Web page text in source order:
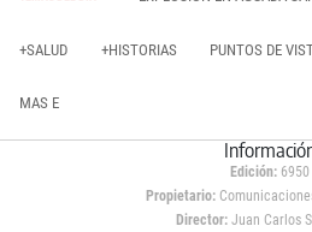
+SALUD +HISTORIAS PUNTOS DE
MAS E
Edición: 6950
Propietario:
Director: Juan Carlos